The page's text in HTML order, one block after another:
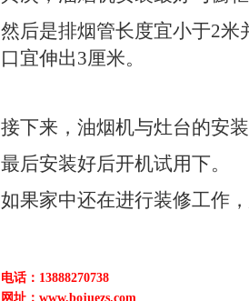
然后是排烟管长度宜小于2米
口宜伸出3厘米。
接下来，油烟机与灶台的安装
最后安装好后开机试用下。
如果家中还在进行装修工作
电话：13888270738
网址：www.bojuezs.com